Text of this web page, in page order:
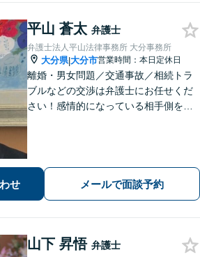
平山 蒼太 弁護士
弁護士法人平山法律事務所 大分事務所
大分県|大分市営業時間：本日定休日
離婚・男女問題／交通事故／相続トラ
ブルなどの交渉は弁護士にお任せくだ
さい！感情的になっている相手側を冷
ヒアリングします。
せ メールで面談予約
山下 昇悟 弁護士